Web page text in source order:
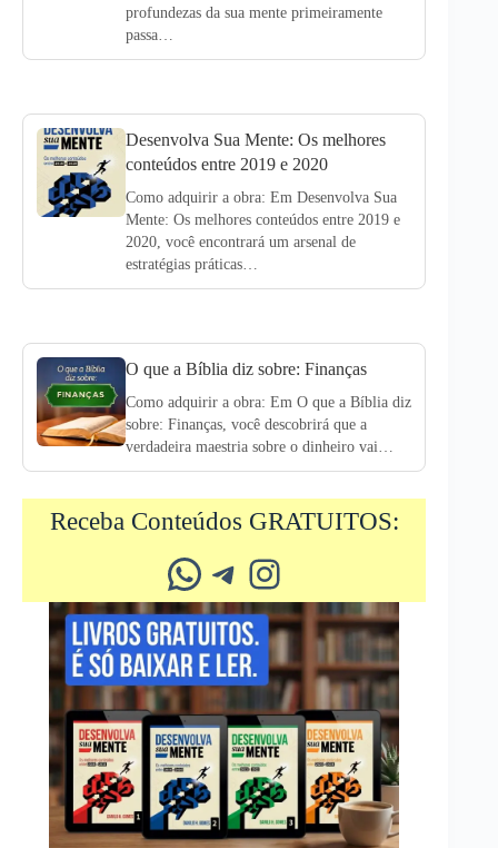
profundezas da sua mente primeiramente
passa…
Desenvolva Sua Mente: Os melhores
conteúdos entre 2019 e 2020
Como adquirir a obra: Em Desenvolva Sua
Mente: Os melhores conteúdos entre 2019 e
2020, você encontrará um arsenal de
estratégias práticas…
O que a Bíblia diz sobre: Finanças
Como adquirir a obra: Em O que a Bíblia diz
sobre: Finanças, você descobrirá que a
verdadeira maestria sobre o dinheiro vai…
Receba Conteúdos GRATUITOS:
Whatsapp Telegram Instagram